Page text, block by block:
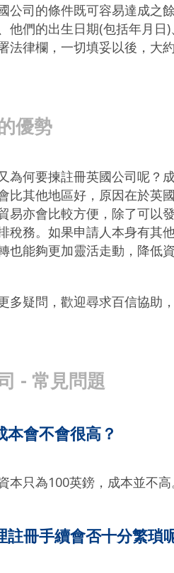
公司的條件既可容易達成之
他們的出生日期(包括年月
法律欄，一切填妥以後，大
優勢
為何要揀註冊英國公司呢？
比其他地區好，原因在於英
易亦會比較方便，除了可以
稅務。如果申請人本身有其
也能夠更加靈活走動，降低資
多疑問，歡迎尋求百信協助
- 常見問題
會不會很高？
本只為100英鎊，成本並不高
冊手續會否十分繁瑣